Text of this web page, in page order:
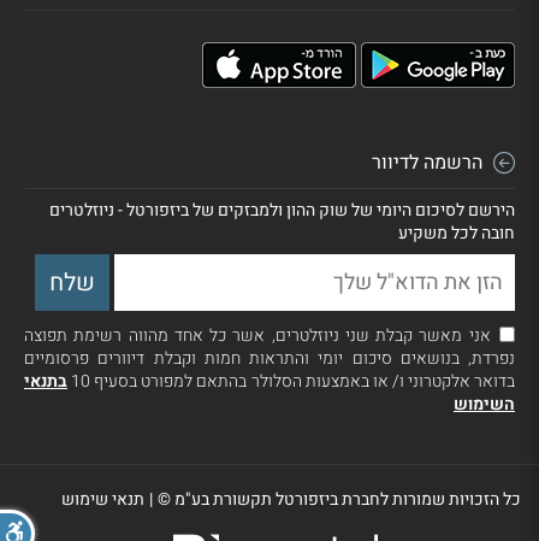
הרשמה לדיוור
הירשם לסיכום היומי של שוק ההון ולמבזקים של ביזפורטל - ניוזלטרים
חובה לכל משקיע
אני מאשר קבלת שני ניוזלטרים, אשר כל אחד מהווה רשימת תפוצה
נפרדת, בנושאים סיכום יומי והתראות חמות וקבלת דיוורים פרסומיים
בדואר אלקטרוני ו/ או באמצעות הסלולר בהתאם למפורט בסעיף 10
בתנאי
השימוש
כל הזכויות שמורות לחברת ביזפורטל תקשורת בע"מ ©| תנאי שימוש